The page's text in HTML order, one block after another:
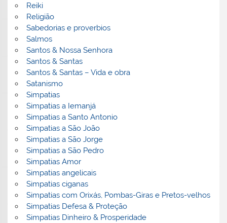
Reiki
Religião
Sabedorias e proverbios
Salmos
Santos & Nossa Senhora
Santos & Santas
Santos & Santas – Vida e obra
Satanismo
Simpatias
Simpatias a Iemanjá
Simpatias a Santo Antonio
Simpatias a São João
Simpatias a São Jorge
Simpatias a São Pedro
Simpatias Amor
Simpatias angelicais
Simpatias ciganas
Simpatias com Orixás, Pombas-Giras e Pretos-velhos
Simpatias Defesa & Proteção
Simpatias Dinheiro & Prosperidade